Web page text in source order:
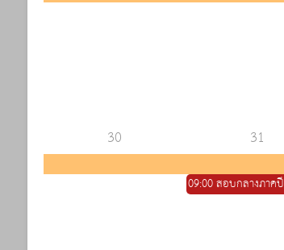
30 31
09:00 สอบกลางภาค